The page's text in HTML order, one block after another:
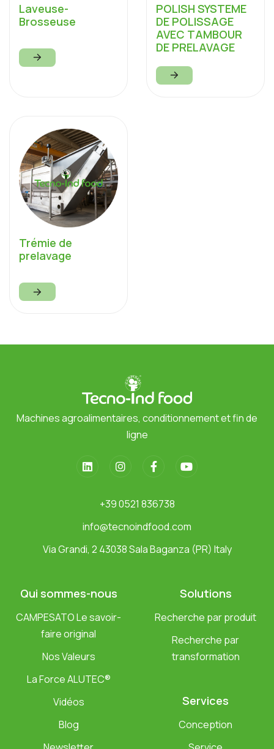
Laveuse-
Brosseuse
POLISH SYSTEME
DE POLISSAGE
AVEC TAMBOUR
DE PRELAVAGE
Trémie de
prelavage
Machines agroalimentaires, conditionnement et fin de
ligne
+39 0521 836738
info@tecnoindfood.com
Via Grandi, 2 43038 Sala Baganza (PR) Italy
Qui sommes-nous
CAMPESATO Le savoir-
faire original
Nos Valeurs
La Force ALUTEC®
Vidéos
Blog
Solutions
Recherche par produit
Recherche par
transformation
Services
Conception